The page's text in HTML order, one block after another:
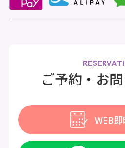
ご予約・お
WEB